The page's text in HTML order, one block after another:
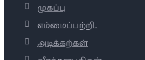
முகப்பு
எம்மைப்பற்றி..
அடிக்கற்கள்